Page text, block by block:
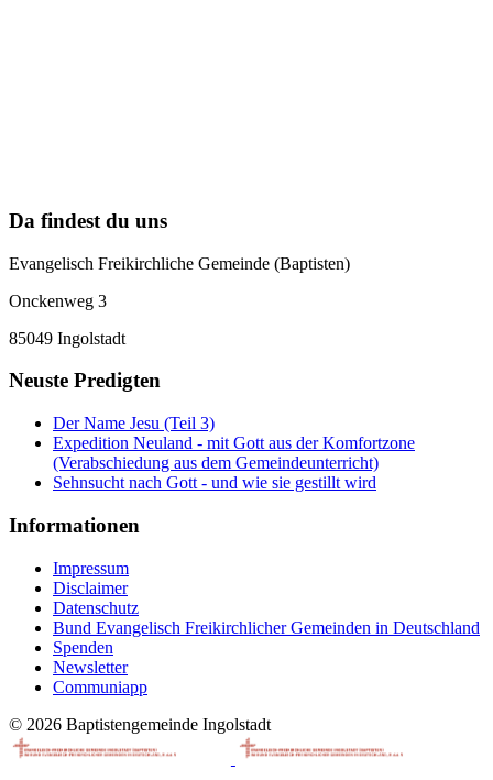
Da findest du uns
Evangelisch Freikirchliche Gemeinde (Baptisten)
Onckenweg 3
85049 Ingolstadt
Neuste Predigten
Der Name Jesu (Teil 3)
Expedition Neuland - mit Gott aus der Komfortzone
(Verabschiedung aus dem Gemeindeunterricht)
Sehnsucht nach Gott - und wie sie gestillt wird
Informationen
Impressum
Disclaimer
Datenschutz
Bund Evangelisch Freikirchlicher Gemeinden in Deutschland
Spenden
Newsletter
Communiapp
© 2026 Baptistengemeinde Ingolstadt